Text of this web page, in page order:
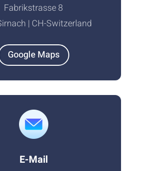
Fabrikstrasse 8
| CH-Switzerland
Google Maps
E-Mail